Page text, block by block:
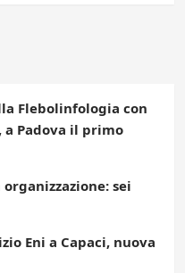
Flebolinfologia con
Padova il primo
sei
Eni a Capaci, nuova